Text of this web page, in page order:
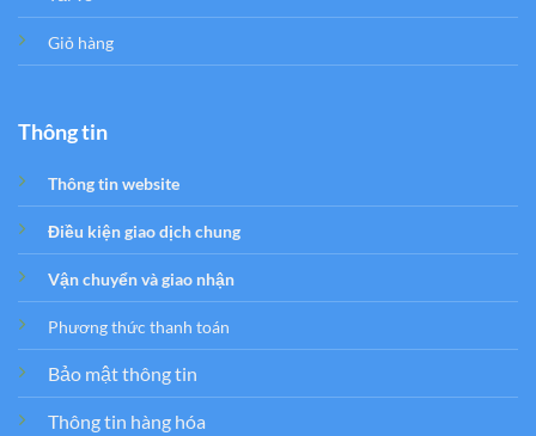
Giỏ hàng
Thông tin
Thông tin website
Điều kiện giao dịch chung
Vận chuyển và giao nhận
Phương thức thanh toán
Bảo mật thông tin
Thông tin hàng hóa